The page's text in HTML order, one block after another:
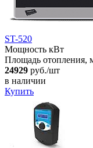
ST-520
Мощность кВт
Площадь отопления,
24929 руб./шт
в наличии
Купить